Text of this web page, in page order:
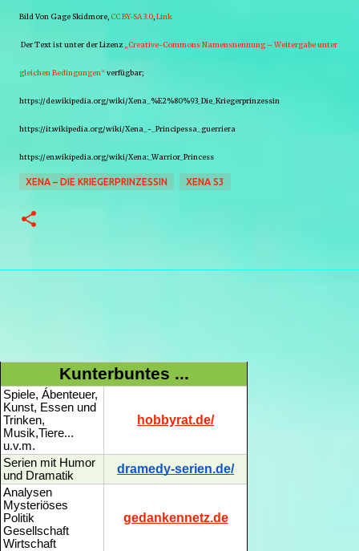
Bild Von Gage Skidmore, CC BY-SA 3.0 Link
Der Text ist unter der Lizenz „Creative-Commons Namensnennung – Weitergabe unter
gleichen Bedingungen“verfügbar;
https://de.wikipedia.org/wiki/Xena_%E2%80%93_Die_Kriegerprinzessin
https://it.wikipedia.org/wiki/Xena_-_Principessa_guerriera
https://en.wikipedia.org/wiki/Xena:_Warrior_Princess
XENA – DIE KRIEGERPRINZESSIN XENA S3
Kunterbuntes ...
Spiele, Ábenteuer,
Kunst, Essen und
Trinken,
Musik,Tiere...
u.v.m.
hobbyrat.de/
Serien mit Humor
und Dramatik
dramedy-serien.de/
Analysen
Mysteriöses
Politik
Gesellschaft
Wirtschaft
gedankennetz.de